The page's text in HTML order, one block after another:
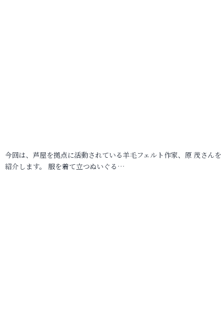
今回は、芦屋を拠点に活動されている羊毛フェルト作家、原 茂さん
紹介します。 服を着て立つぬいぐる…